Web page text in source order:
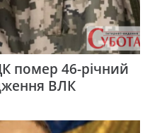
помер 46-річний
ВЛК